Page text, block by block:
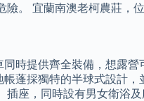
。 宜蘭南澳老柯農莊，
時提供齊全裝備，想露
蓬採獨特的半球式設計
座，同時設有男女衛